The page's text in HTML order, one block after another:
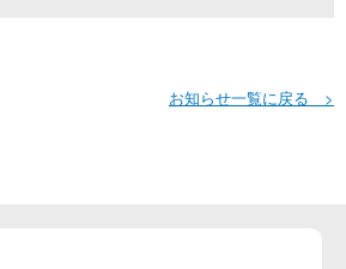
お知らせ一覧に戻る >